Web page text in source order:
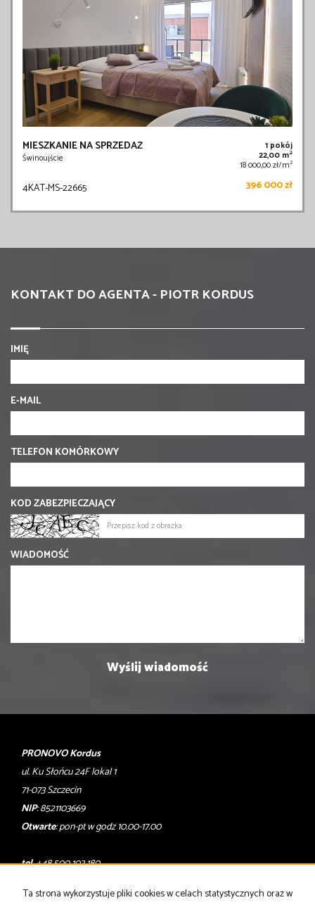
MIESZKANIE NA SPRZEDAŻ
Świnoujście
1 pokój
22,00 m2
18 000,00 zł/m2
4KAT-MS-22665 396 000 zł
KONTAKT DO AGENTA - PIOTR KORDUS
IMIĘ
E-MAIL
TELEFON KOMÓRKOWY
KOD ZABEZPIECZAJĄCY
WIADOMOŚĆ
PRONOVO Kordus
ul. Ku Słońcu 24F lokal 1
71-073 Szczecin
NIP: 8521103669
Otwarte: pon-pt w godz 10.00-17.00
tel. +48 500 103 180
Ta strona wykorzystuje pliki cookies w celach statystycznych oraz w